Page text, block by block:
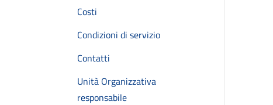
Costi
Condizioni di servizio
Contatti
Unità Organizzativa
responsabile